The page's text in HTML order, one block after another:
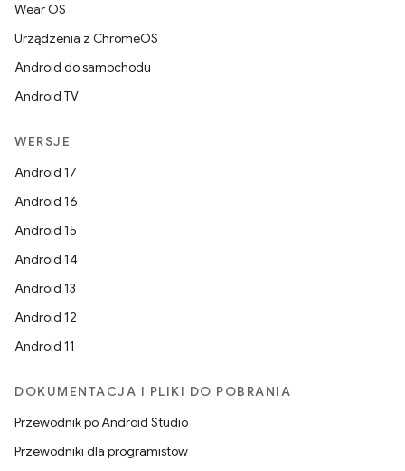
Wear OS
Urządzenia z ChromeOS
Android do samochodu
Android TV
WERSJE
Android 17
Android 16
Android 15
Android 14
Android 13
Android 12
Android 11
DOKUMENTACJA I PLIKI DO POBRANIA
Przewodnik po Android Studio
Przewodniki dla programistów